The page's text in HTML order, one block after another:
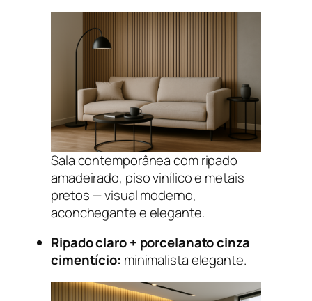
Sala contemporânea com ripado
amadeirado, piso vinílico e metais
pretos — visual moderno,
aconchegante e elegante.
Ripado claro + porcelanato cinza
cimentício: minimalista elegante.